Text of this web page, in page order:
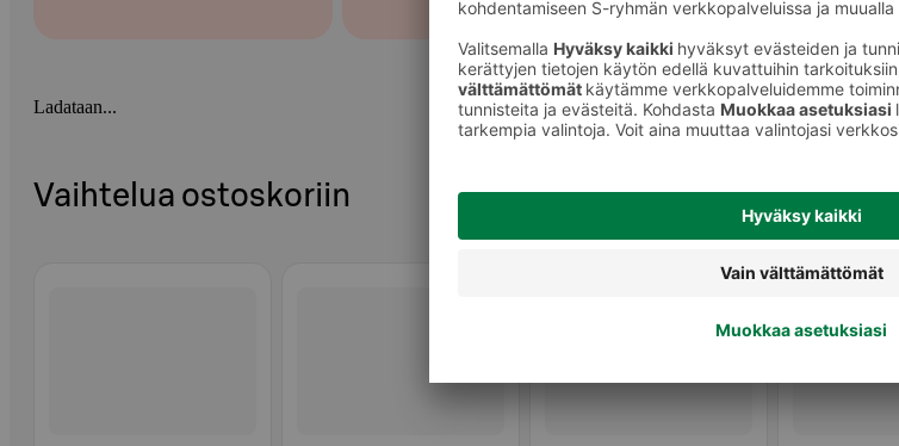
Ladataan...
Vaihtelua ostoskoriin